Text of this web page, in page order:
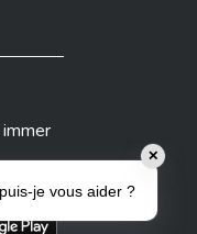
l'app sur Play Store
✕
je vous aider ?